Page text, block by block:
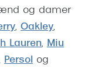
og damer
, Oakley,
Lauren, Miu
Persol og